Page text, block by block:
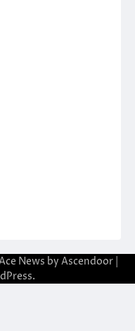
Ace News by Ascendoor|
.